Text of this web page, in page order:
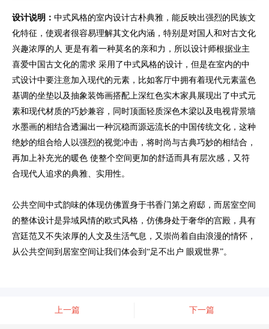
设计说明： 中式风格的室内设计古朴典雅，能反映出强烈的民族文
化特征，使观者很容易理解其文化内涵，特别是对国人和对古文化
兴趣浓厚的人 更是有着一种莫名的亲和力，所以设计师根据业主
喜爱中国古文化的需求 采用了中式风格的设计，但是在室内的中
式设计中要注意加入现代的元素，比如客厅中拥有着现代元素蓝色
基调的坐垫以及抽象装饰画搭配上深红色实木家具展现出了中式元
素和现代材质的巧妙兼容，同时顶面轻质深色木梁以及电视背景墙
水墨画的相结合透漏出一种沉稳而源远流长的中国传统文化，这种
绝妙的组合给人以强烈的视觉冲击，将时尚与古典巧妙的相结合，
再加上补充光的暖色 使整个空间更加的舒适而具有层次感，又符
合现代人追求的典雅、实用性。
公共空间中式韵味的体现仿佛置身于书香门第之府邸，而居室空间
的整体设计是异域风情的欧式风格，仿佛身处于奢华的宫殿，具有
宫廷范又不失浓厚的人文及生活气息，又崇尚着自由浪漫的情怀，
从公共空间到居室空间让我们体会到“足不出户 眼观世界”。
上一篇 下一篇